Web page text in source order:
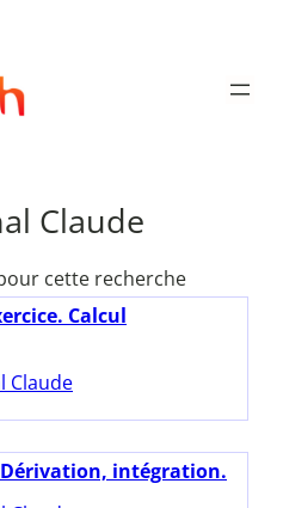
Claude
cette recherche
Calcul
Claude
intégration.